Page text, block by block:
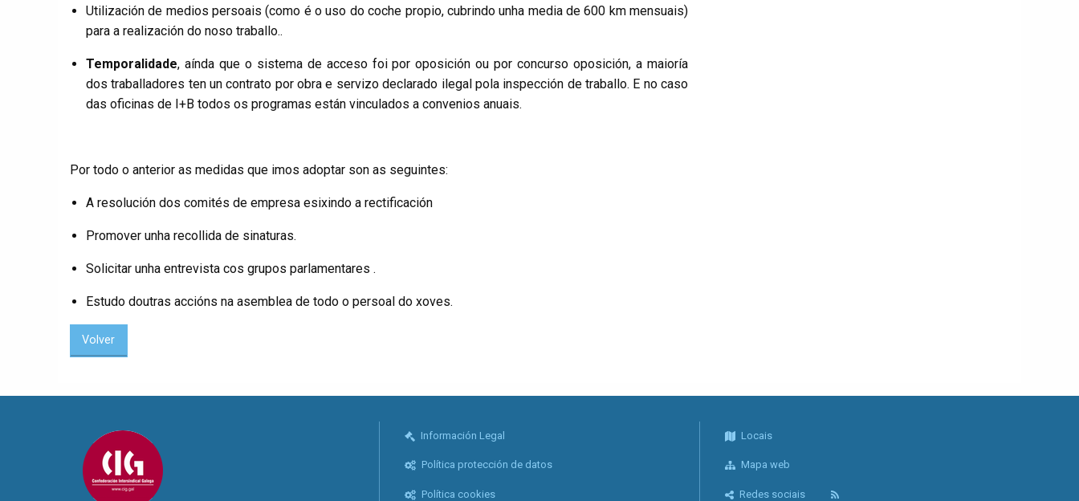
Utilización de medios persoais (como é o uso do coche propio, cubrindo unha media de 600 km mensuais)
para a realización do noso traballo..
Temporalidade, aínda que o sistema de acceso foi por oposición ou por concurso oposición, a maioría
dos traballadores ten un contrato por obra e servizo declarado ilegal pola inspección de traballo. E no caso
das oficinas de I+B todos os programas están vinculados a convenios anuais.
Por todo o anterior as medidas que imos adoptar son as seguintes:
A resolución dos comités de empresa esixindo a rectificación
Promover unha recollida de sinaturas.
Solicitar unha entrevista cos grupos parlamentares .
Estudo doutras accións na asemblea de todo o persoal do xoves.
Volver
Información Legal
Política protección de datos
Política cookies
Locais
Mapa web
Redes sociais